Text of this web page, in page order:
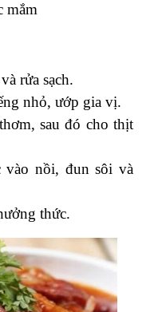
mắm
rửa sạch.
nhỏ, ướp gia vị.
sau đó cho thịt
vào nồi, đun sôi và
thức.